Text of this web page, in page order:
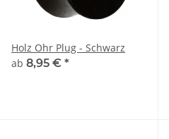
Holz Ohr Plug - Schwarz
ab 8,95 € *